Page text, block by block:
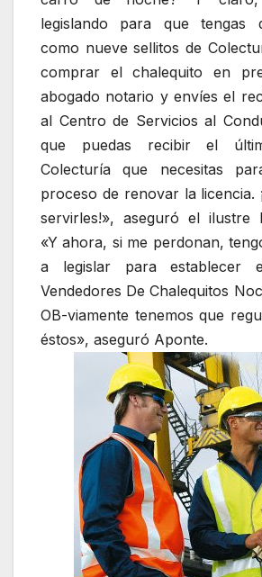
legislando para que tengas
como nueve sellitos de
comprar el chalequito en
abogado notario y envíes el
al Centro de Servicios al
que puedas recibir el
Colecturía que necesitas
proceso de renovar la licencia.
servirles!», aseguró el ilustre
«Y ahora, si me perdonan,
a legislar para establecer
Vendedores De Chalequitos
OB-viamente tenemos que
éstos», aseguró Aponte.